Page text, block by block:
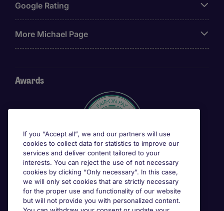
Google Rating
More Michael Page
Awards
If you “Accept all”, we and our partners will use
cookies to collect data for statistics to improve our
services and deliver content tailored to your
interests. You can reject the use of not necessary
cookies by clicking “Only necessary”. In this case,
we will only set cookies that are strictly necessary
for the proper use and functionality of our website
but will not provide you with personalized content.